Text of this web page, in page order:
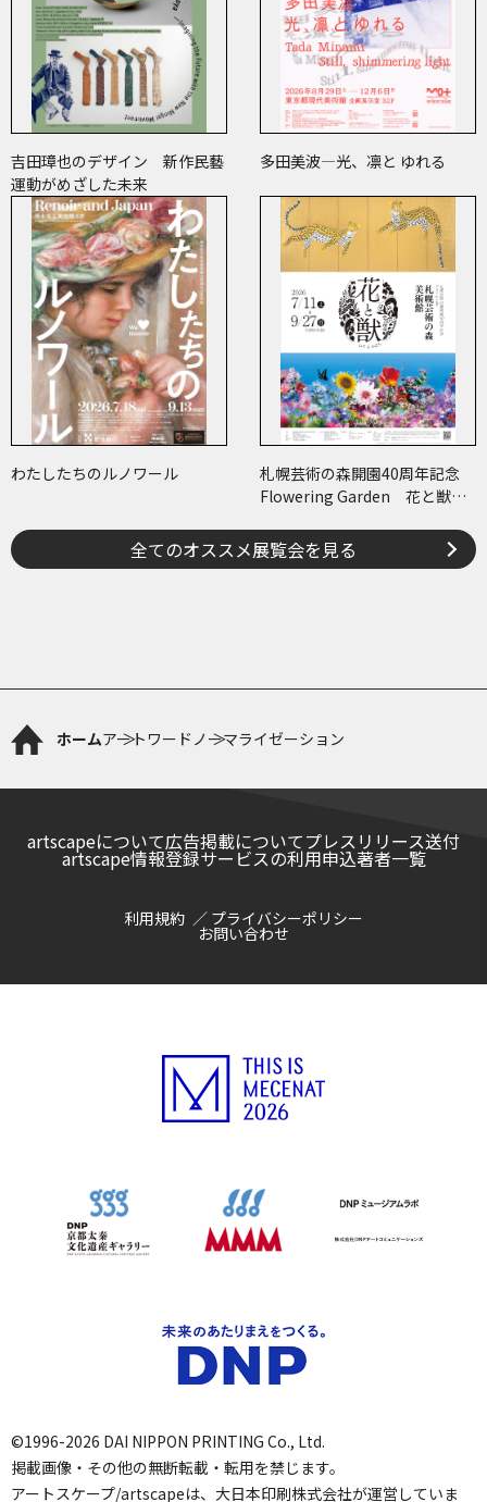
吉田璋也のデザイン 新作民藝
運動がめざした未来
多田美波―光、凛と ゆれる
わたしたちのルノワール
札幌芸術の森開園40周年記念
Flowering Garden 花と獣
全てのオススメ展覧会を見る
ホームアートワード ノーマライゼーション
artscapeについて広告掲載についてプレスリリース送付
artscape情報登録サービスの利用申込著者一覧
利用規約 プライバシーポリシー
お問い合わせ
©1996-2026 DAI NIPPON PRINTING Co., Ltd.
掲載画像・その他の無断転載・転用を禁じます。
アートスケープ/artscapeは、大日本印刷株式会社が運営していま